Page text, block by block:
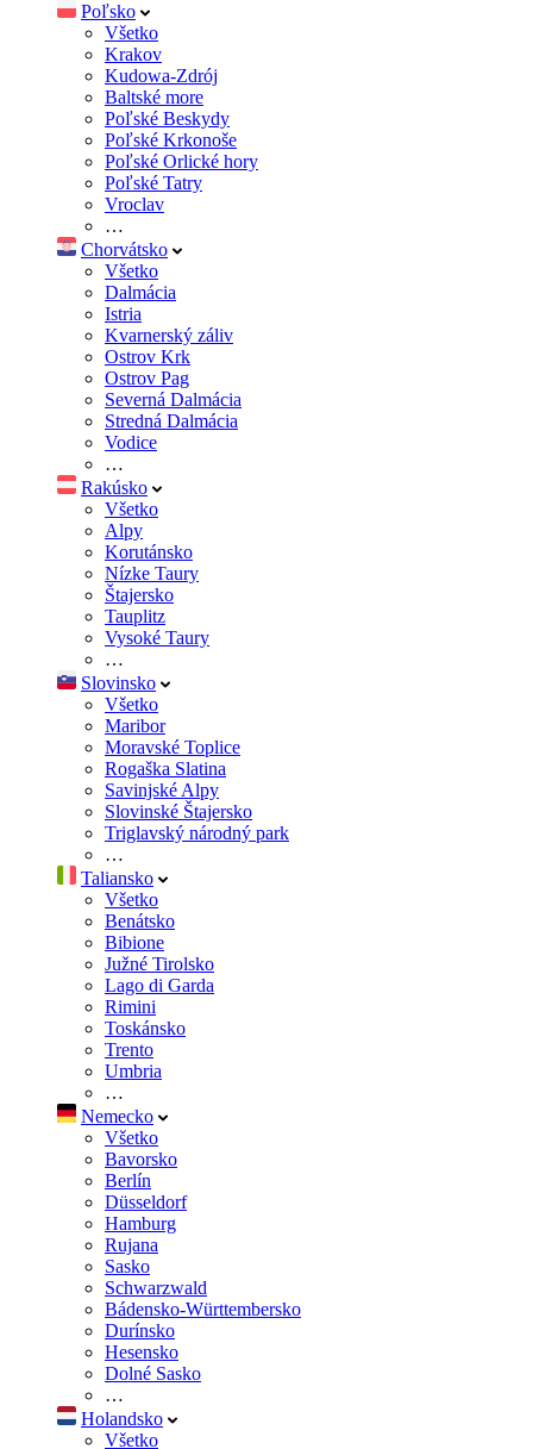
Poľsko
Všetko
Krakov
Kudowa-Zdrój
Baltské more
Poľské Beskydy
Poľské Krkonoše
Poľské Orlické hory
Poľské Tatry
Vroclav
…
Chorvátsko
Všetko
Dalmácia
Istria
Kvarnerský záliv
Ostrov Krk
Ostrov Pag
Severná Dalmácia
Stredná Dalmácia
Vodice
…
Rakúsko
Všetko
Alpy
Korutánsko
Nízke Taury
Štajersko
Tauplitz
Vysoké Taury
…
Slovinsko
Všetko
Maribor
Moravské Toplice
Rogaška Slatina
Savinjské Alpy
Slovinské Štajersko
Triglavský národný park
…
Taliansko
Všetko
Benátsko
Bibione
Južné Tirolsko
Lago di Garda
Rimini
Toskánsko
Trento
Umbria
…
Nemecko
Všetko
Bavorsko
Berlín
Düsseldorf
Hamburg
Rujana
Sasko
Schwarzwald
Bádensko-Württembersko
Durínsko
Hesensko
Dolné Sasko
…
Holandsko
Všetko